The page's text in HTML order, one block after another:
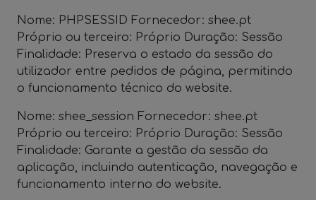
Nome: PHPSESSID Fornecedor: shee.pt
Próprio ou terceiro: Próprio Duração: Sessão
Finalidade: Preserva o estado da sessão do
utilizador entre pedidos de página, permitindo
o funcionamento técnico do website.
Nome: shee_session Fornecedor: shee.pt
Próprio ou terceiro: Próprio Duração: Sessão
Finalidade: Garante a gestão da sessão da
aplicação, incluindo autenticação, navegação e
funcionamento interno do website.